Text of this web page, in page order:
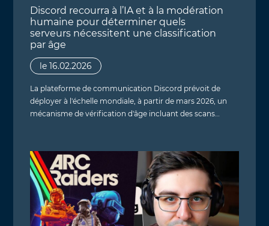
Discord recourra à l’IA et à la modération
humaine pour déterminer quels
serveurs nécessitent une classification
par âge
le 16.02.2026
La plateforme de communication Discord prévoit de
déployer à l'échelle mondiale, à partir de mars 2026, un
mécanisme de vérification d'âge incluant des scans…